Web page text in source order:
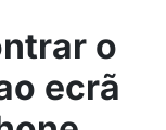
o
ecrã